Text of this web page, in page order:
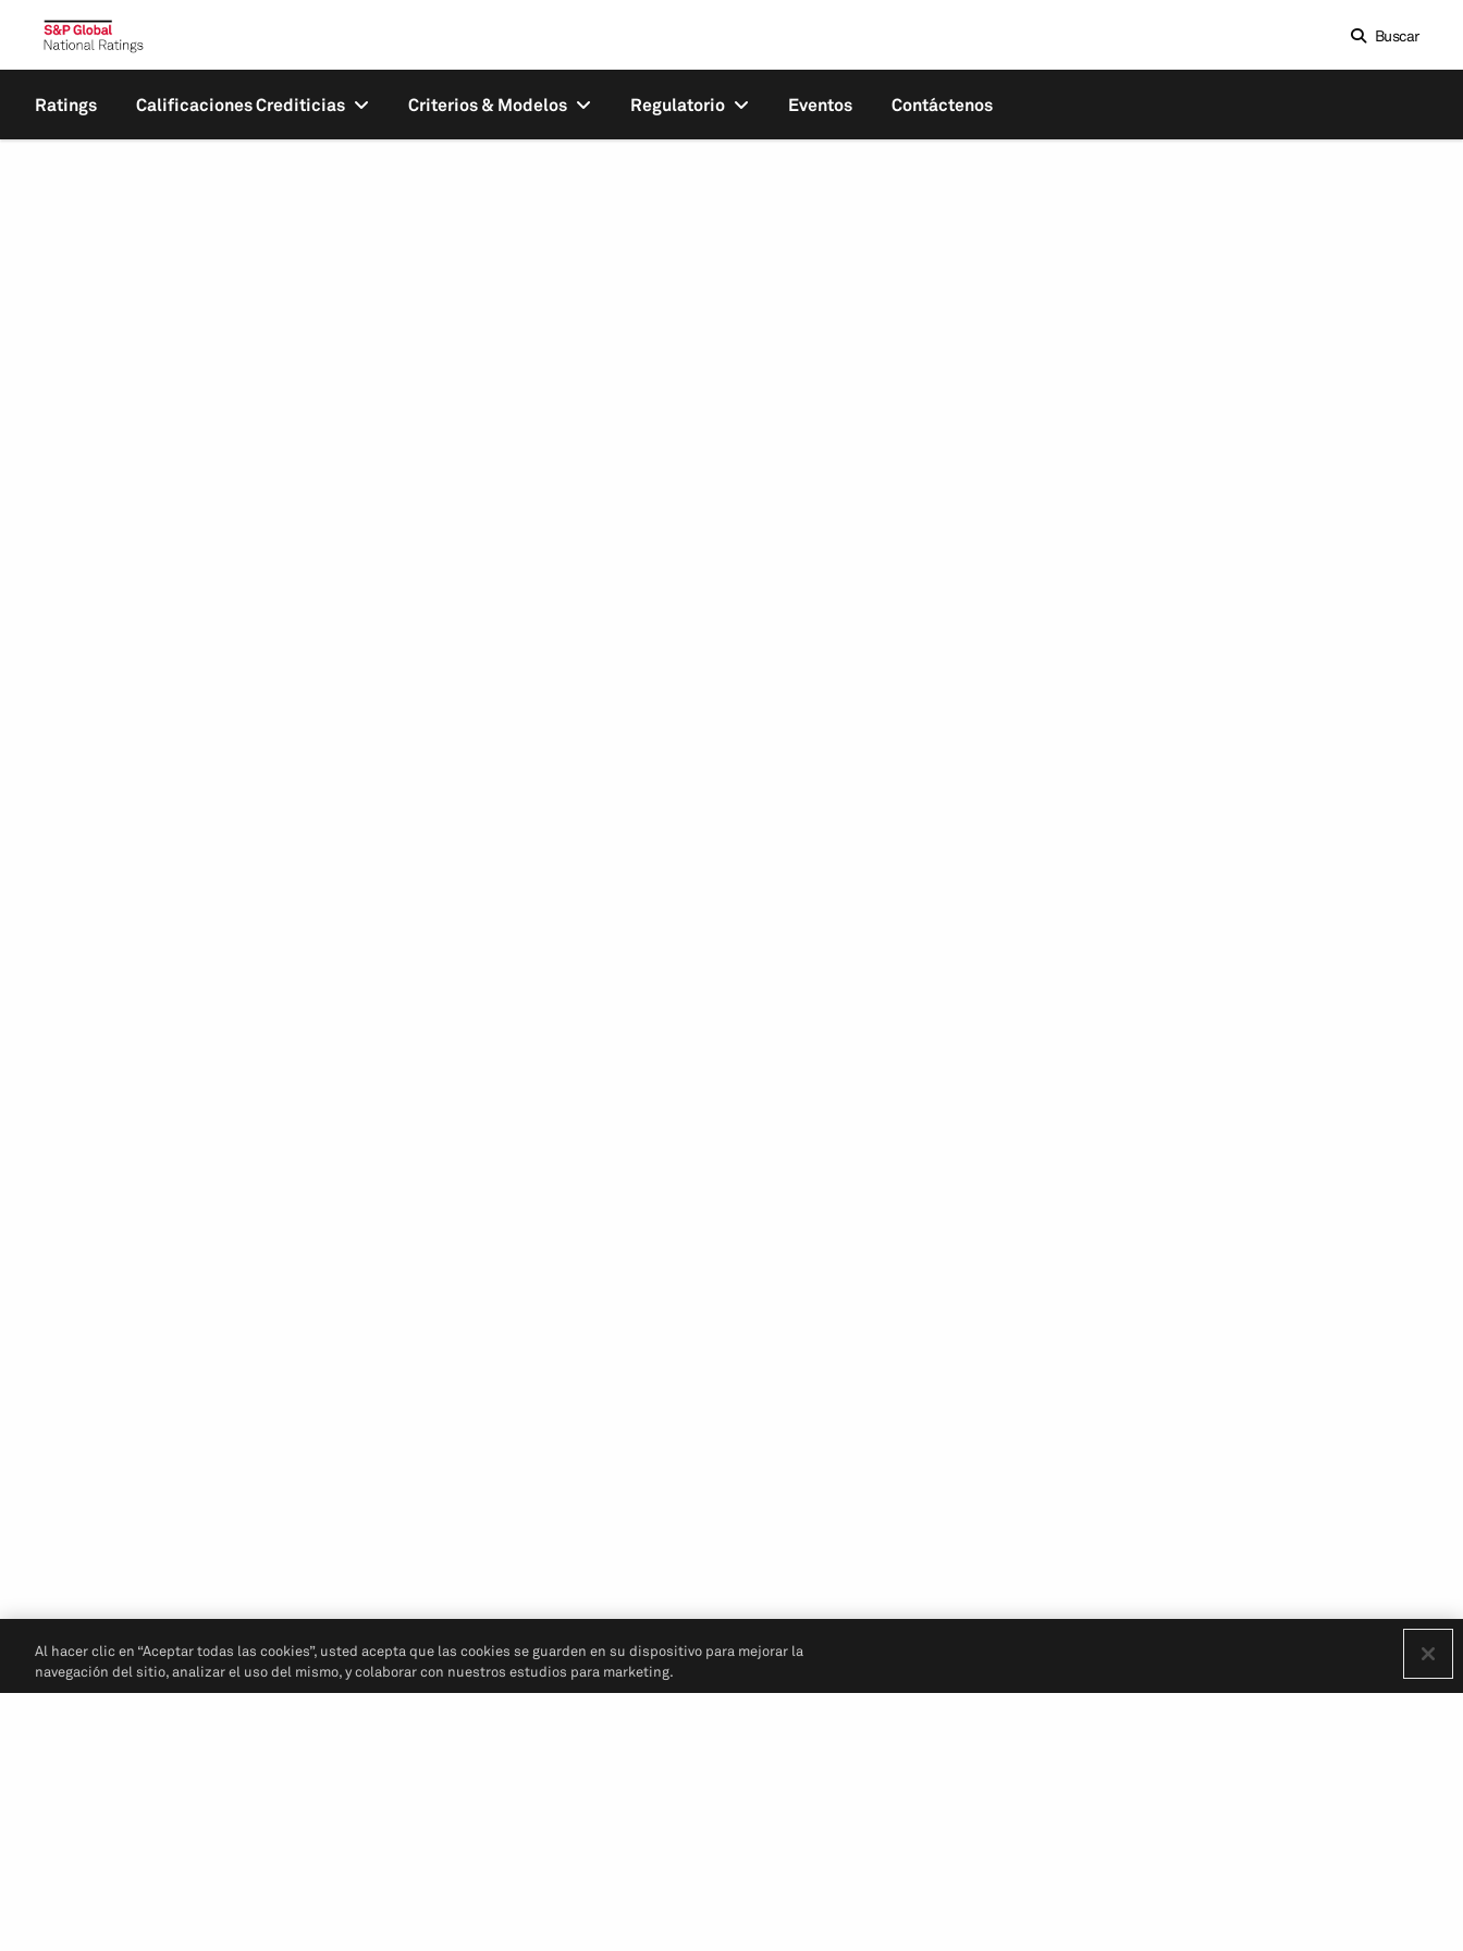
Buscar
Ratings Calificaciones Crediticias Criterios & Modelos Regulatorio Eventos Contáctenos
Al hacer clic en “Aceptar todas las cookies”, usted acepta que las cookies se guarden en su dispositivo para mejorar la
navegación del sitio, analizar el uso del mismo, y colaborar con nuestros estudios para marketing.